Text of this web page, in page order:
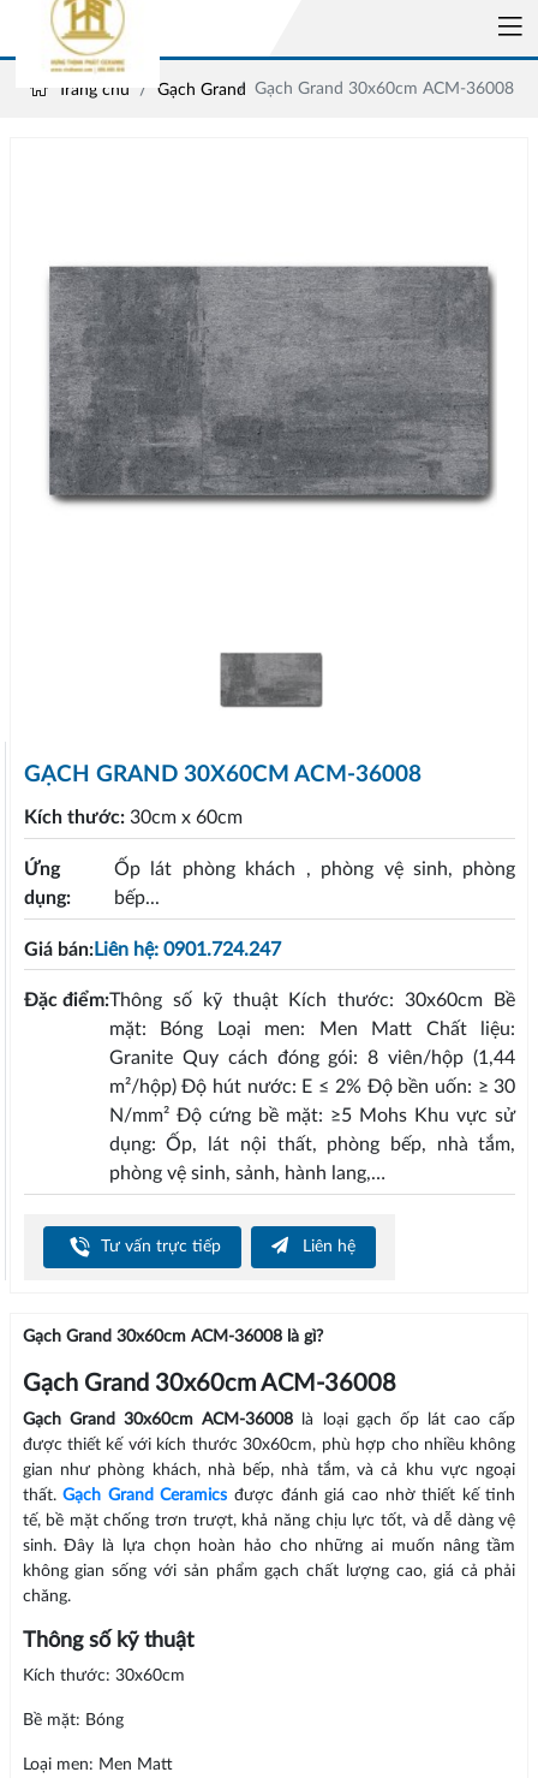
Trang chủ Gạch Grand Gạch Grand 30x60cm ACM-36008
GẠCH GRAND 30X60CM ACM-36008
Kích thước: 30cm x 60cm
Ứng
dụng:
Ốp lát phòng khách , phòng vệ sinh, phòng
bếp...
Giá bán:Liên hệ: 0901.724.247
Đặc điểm:Thông số kỹ thuật Kích thước: 30x60cm Bề
mặt: Bóng Loại men: Men Matt Chất liệu:
Granite Quy cách đóng gói: 8 viên/hộp (1,44
m²/hộp) Độ hút nước: E ≤ 2% Độ bền uốn: ≥ 30
N/mm² Độ cứng bề mặt: ≥5 Mohs Khu vực sử
dụng: Ốp, lát nội thất, phòng bếp, nhà tắm,
phòng vệ sinh, sảnh, hành lang,…
Tư vấn trực tiếp Liên hệ
Gạch Grand 30x60cm ACM-36008 là gì?
Gạch Grand 30x60cm ACM-36008
Gạch Grand 30x60cm ACM-36008
là loại gạch ốp lát cao cấp
được thiết kế với kích thước 30x60cm, phù hợp cho nhiều không
gian như phòng khách, nhà bếp, nhà tắm, và cả khu vực ngoại
thất.Gạch Grand Ceramics được đánh giá cao nhờ thiết kế tinh
tế, bề mặt chống trơn trượt, khả năng chịu lực tốt, và dễ dàng vệ
sinh. Đây là lựa chọn hoàn hảo cho những ai muốn nâng tầm
không gian sống với sản phẩm gạch chất lượng cao, giá cả phải
chăng.
Thông số kỹ thuật
Kích thước: 30x60cm
Bề mặt: Bóng
Loại men: Men Matt